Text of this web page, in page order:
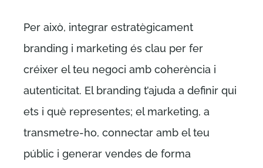
Per això, integrar estratègicament
branding i marketing és clau per fer
créixer el teu negoci amb coherència i
autenticitat. El branding t’ajuda a definir qui
ets i què representes; el marketing, a
transmetre-ho, connectar amb el teu
públic i generar vendes de forma